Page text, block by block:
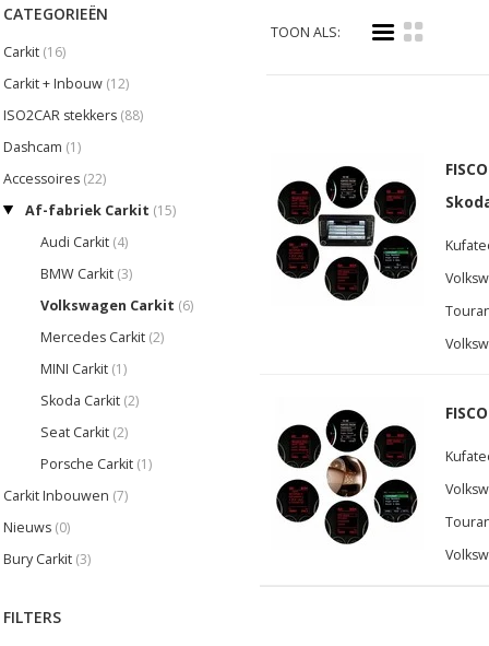
CATEGORIEËN
Carkit (16)
Carkit + Inbouw (12)
ISO2CAR stekkers (88)
Dashcam (1)
Accessoires (22)
Af-fabriek Carkit (15)
Audi Carkit (4)
BMW Carkit (3)
Volkswagen Carkit (6)
Mercedes Carkit (2)
MINI Carkit (1)
Skoda Carkit (2)
Seat Carkit (2)
Porsche Carkit (1)
Carkit Inbouwen (7)
Nieuws (0)
Bury Carkit (3)
FILTERS
TOON ALS: i k